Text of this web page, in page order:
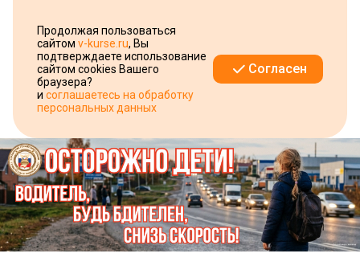
Продолжая пользоваться
сайтом v-kurse.ru, Вы
подтверждаете использование
сайтом cookies Вашего
браузера?
и соглашаетесь на обработку
персональных данных
Согласен